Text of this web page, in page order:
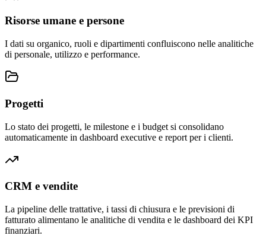
Risorse umane e persone
I dati su organico, ruoli e dipartimenti confluiscono nelle analitiche
di personale, utilizzo e performance.
Progetti
Lo stato dei progetti, le milestone e i budget si consolidano
automaticamente in dashboard executive e report per i clienti.
CRM e vendite
La pipeline delle trattative, i tassi di chiusura e le previsioni di
fatturato alimentano le analitiche di vendita e le dashboard dei KPI
finanziari.